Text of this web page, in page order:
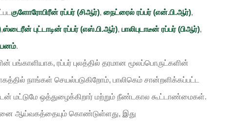
குளோரோபிரீன் ரப்பர் (சிஆர்), நைட்ரைல் ரப்பர் (என்.பி.ஆர்),
,ஸ்டைரீன் புட்டாடின் ரப்பர் (எஸ்.பி.ஆர்), பாலிபுடாடீன் ரப்பர் (பிஆர்),
.
பங்காளியாக, ரப்பர் புலத்தில் தரமான மூலப்பொருட்களின்
நாங்கள் செயல்படுகிறோம், பாலிகெம் சான்றளிக்கப்பட்ட
மட்டுமே ஒத்துழைக்கிறார் மற்றும் நீண்டகால கூட்டாண்மைகள்.
ஆய்வகத்தையும் கொண்டுள்ளது, இது